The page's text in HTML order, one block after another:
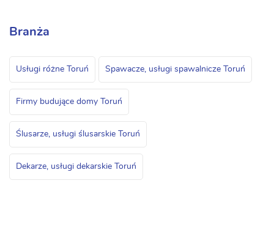
Branża
Usługi różne Toruń Spawacze, usługi spawalnicze Toruń
Firmy budujące domy Toruń
Ślusarze, usługi ślusarskie Toruń
Dekarze, usługi dekarskie Toruń